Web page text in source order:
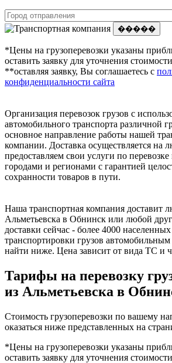
�����
*Цены на грузоперевозки указаны
оставить заявку для уточнения
**оставляя заявку, Вы соглашаетесь с
конфиденциальности сайта
Организация перевозок грузов с
автомобильного транспорта различной
основное направление работы нашей
компании. Доставка осуществляется на
предоставляем свои услуги по
городами и регионами с гарантией
сохранности товаров в пути.
Наша транспортная компания доставит
Альметьевска в Обнинск или любой
доставки сейчас - более 4000
транспортировки грузов
найти ниже. Цена зависит от вида ТС и
Тарифы на перевозку
из Альметьевска в
Стоимость грузоперевозки по вашему
оказаться ниже представленных на
*Цены на грузоперевозки указаны
оставить заявку для уточнения